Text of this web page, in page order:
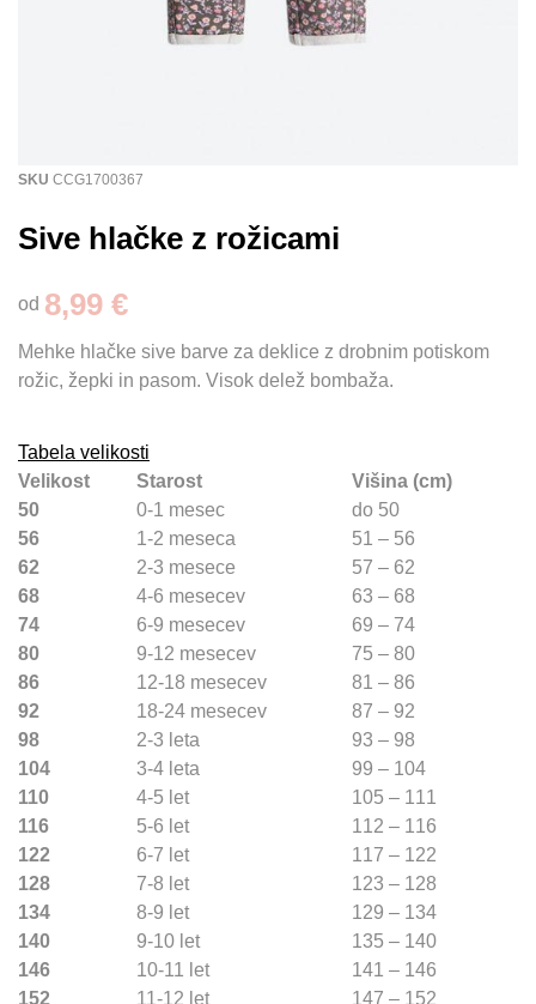
SKU CCG1700367
Sive hlačke z rožicami
od 8,99 €
Mehke hlačke sive barve za deklice z drobnim potiskom
rožic, žepki in pasom. Visok delež bombaža.
Tabela velikosti
Velikost
Starost
Višina (cm)
50
0-1 mesec
do 50
56
1-2 meseca
51 – 56
62
2-3 mesece
57 – 62
68
4-6 mesecev
63 – 68
74
6-9 mesecev
69 – 74
80
9-12 mesecev
75 – 80
86
12-18 mesecev
81 – 86
92
18-24 mesecev
87 – 92
98
2-3 leta
93 – 98
104
3-4 leta
99 – 104
110
4-5 let
105 – 111
116
5-6 let
112 – 116
122
6-7 let
117 – 122
128
7-8 let
123 – 128
134
8-9 let
129 – 134
140
9-10 let
135 – 140
146
10-11 let
141 – 146
152
11-12 let
147 – 152